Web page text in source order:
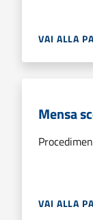
VAI ALLA
Mensa
VAI ALLA